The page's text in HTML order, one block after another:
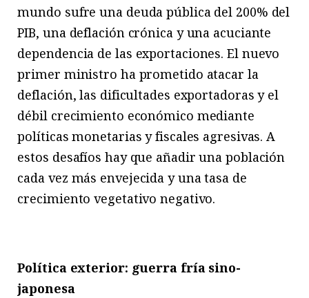
mundo sufre una deuda pública del 200% del
PIB, una deflación crónica y una acuciante
dependencia de las exportaciones. El nuevo
primer ministro ha prometido atacar la
deflación, las dificultades exportadoras y el
débil crecimiento económico mediante
políticas monetarias y fiscales agresivas. A
estos desafíos hay que añadir una población
cada vez más envejecida y una tasa de
crecimiento vegetativo negativo.
Política exterior: guerra fría sino-
japonesa